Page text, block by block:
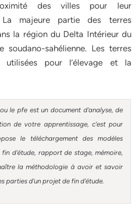
des villes pour leur
La majeure partie des terres
la région du Delta Intérieur du
soudano-sahélienne. Les terres
utilisées pour l’élevage et la
le pfe est un document d’analyse, de
de votre apprentissage, c’est pour
le téléchargement des modèles
d’étude, rapport de stage, mémoire,
la méthodologie à avoir et savoir
parties d’un projet de fin d’étude.